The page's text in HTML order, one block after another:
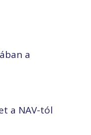
a
a NAV-tól